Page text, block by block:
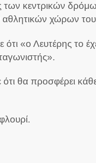
των κεντρικών
χώρων
«ο Λευτέρης το
θα προσφέρει